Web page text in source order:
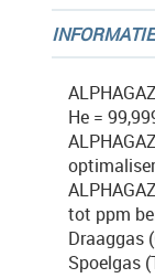
gallerij
INFORMATIE
He =
tot ppm
Draaggas
Spoelgas